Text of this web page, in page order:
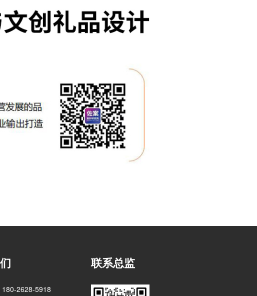
180-2628-5918
联系总监